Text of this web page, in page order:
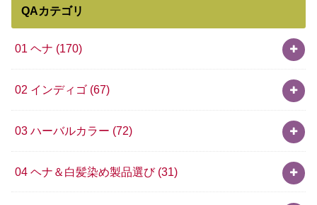
QAカテゴリ
01 ヘナ (170)
02 インディゴ (67)
03 ハーバルカラー (72)
04 ヘナ＆白髪染め製品選び (31)